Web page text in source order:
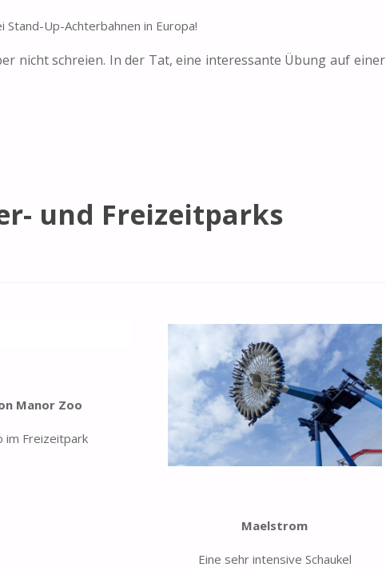
Up-Achterbahnen in Europa!
nicht schreien. In der Tat, eine interessante Übung auf einer
und Freizeitparks
Manor Zoo
im Freizeitpark
Maelstrom
Eine sehr intensive Schaukel